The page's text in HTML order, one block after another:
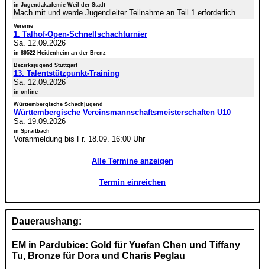
in Jugendakademie Weil der Stadt
Mach mit und werde Jugendleiter Teilnahme an Teil 1 erforderlich
Vereine
1. Talhof-Open-Schnellschachturnier
Sa. 12.09.2026
in 89522 Heidenheim an der Brenz
Bezirksjugend Stuttgart
13. Talentstützpunkt-Training
Sa. 12.09.2026
in online
Württembergische Schachjugend
Württembergische Vereinsmannschaftsmeisterschaften U10
Sa. 19.09.2026
in Spraitbach
Voranmeldung bis Fr. 18.09. 16:00 Uhr
Alle Termine anzeigen
Termin einreichen
Daueraushang:
EM in Pardubice: Gold für Yuefan Chen und Tiffany
Tu, Bronze für Dora und Charis Peglau